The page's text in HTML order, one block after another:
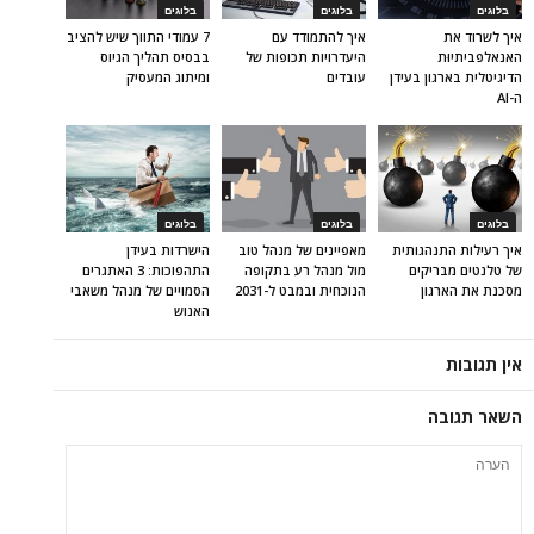
בלוגים
7 עמודי התווך שיש להציב
בבסיס תהליך הגיוס
ומיתוג המעסיק
בלוגים
איך להתמודד עם
היעדרויות תכופות של
עובדים
בלוגים
איך לשרוד את
האנאלפביתיוּת
הדיגיטלית בארגון בעידן
ה-AI
בלוגים
הישרדות בעידן
התהפוכות: 3 האתגרים
הסמויים של מנהל משאבי
האנוש
בלוגים
מאפיינים של מנהל טוב
מול מנהל רע בתקופה
הנוכחית ובמבט ל-2031
בלוגים
איך רעילות התנהגותית
של טלנטים מבריקים
מסכנת את הארגון
אין תגובות
השאר תגובה